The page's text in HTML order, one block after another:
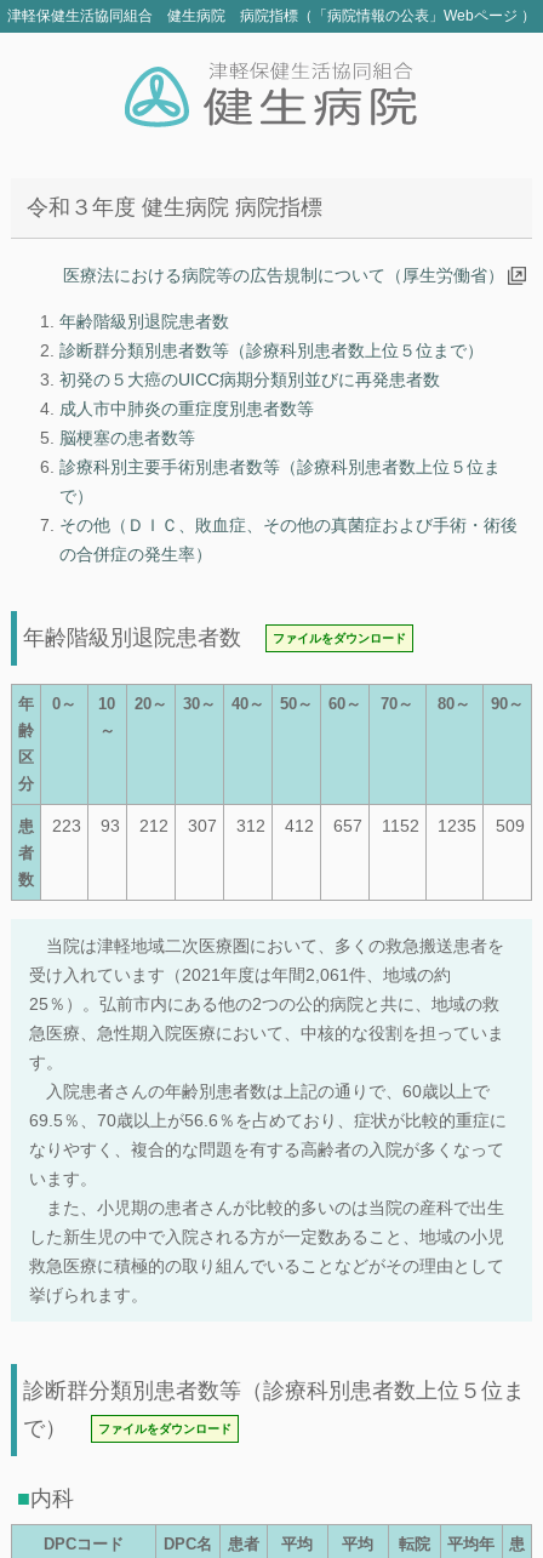
津軽保健生活協同組合 健生病院 病院指標（「病院情報の公表」Webページ ）
令和３年度健生病院 病院指標
医療法における病院等の広告規制について（厚生労働省）
年齢階級別退院患者数
診断群分類別患者数等（診療科別患者数上位５位まで）
初発の５大癌のUICC病期分類別並びに再発患者数
成人市中肺炎の重症度別患者数等
脳梗塞の患者数等
診療科別主要手術別患者数等（診療科別患者数上位５位ま
で）
その他（ＤＩＣ、敗血症、その他の真菌症および手術・術後
の合併症の発生率）
年齢階級別退院患者数 ファイルをダウンロード
年
齢
区
分
0～
10
～
20～ 30～ 40～ 50～ 60～ 70～ 80～ 90～
患
者
数
223 93 212 307 312 412 657 1152 1235 509
当院は津軽地域二次医療圏において、多くの救急搬送患者を
受け入れています（2021年度は年間2,061件、地域の約
25％）。弘前市内にある他の2つの公的病院と共に、地域の救
急医療、急性期入院医療において、中核的な役割を担っていま
す。
入院患者さんの年齢別患者数は上記の通りで、60歳以上で
69.5％、70歳以上が56.6％を占めており、症状が比較的重症に
なりやすく、複合的な問題を有する高齢者の入院が多くなって
います。
また、小児期の患者さんが比較的多いのは当院の産科で出生
した新生児の中で入院される方が一定数あること、地域の小児
救急医療に積極的の取り組んでいることなどがその理由として
挙げられます。
診断群分類別患者数等（診療科別患者数上位５位ま
で）
ファイルをダウンロード
内科
DPCコード
DPC名
患者
平均
平均
転院
平均年
患